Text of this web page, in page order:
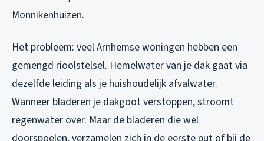
Monnikenhuizen.
Het probleem: veel Arnhemse woningen hebben een
gemengd rioolstelsel. Hemelwater van je dak gaat via
dezelfde leiding als je huishoudelijk afvalwater.
Wanneer bladeren je dakgoot verstoppen, stroomt
regenwater over. Maar de bladeren die wel